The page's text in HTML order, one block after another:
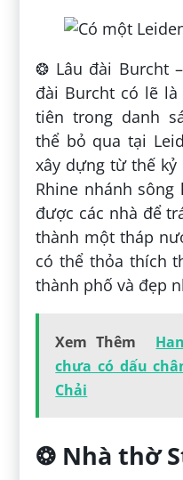
❂ Lâu đài Burcht
đài Burcht có lẽ
tiên trong danh
thể bỏ qua tại
xây dựng từ thế
Rhine nhánh
được các nhà để
thành một tháp
có thể thỏa thích
thành phố và đẹp
Xem Thêm
chưa có dấu
Chải
❂ Nhà thờ